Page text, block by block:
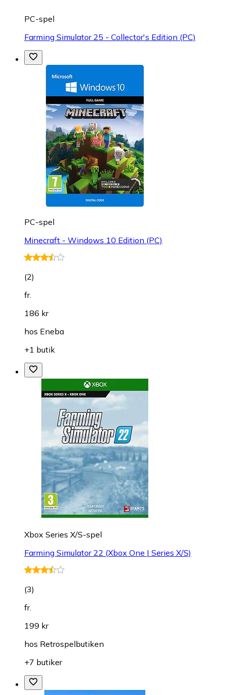
PC-spel
Farming Simulator 25 - Collector's Edition (PC)
PC-spel
Minecraft - Windows 10 Edition (PC)
(2)
fr.
186 kr
hos Eneba
+1 butik
Xbox Series X/S-spel
Farming Simulator 22 (Xbox One | Series X/S)
(3)
fr.
199 kr
hos Retrospelbutiken
+7 butiker